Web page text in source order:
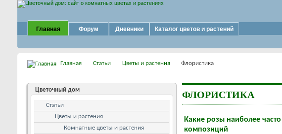
Главная Форум Дневники Каталог цветов и растений
Главная Статьи Цветы и растения Флористика
ФЛОРИСТИКА
Какие розы наиболее
композиций
Цветочный дом
Статьи
Цветы и растения
Комнатные цветы и растения